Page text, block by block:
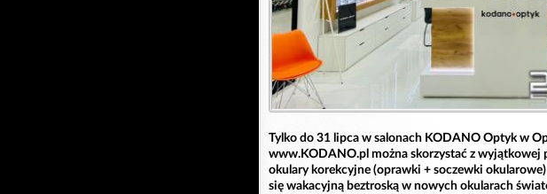
Tylko do 31 lipca w salonach KODANO Optyk w
www.KODANO.pl można skorzystać z
okulary korekcyjne (oprawki + soczewki
się wakacyjną beztroską w nowych okularach